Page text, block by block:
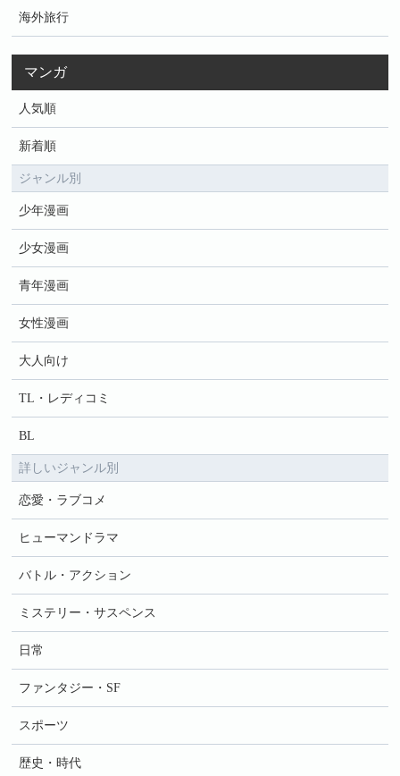
海外旅行
マンガ
人気順
新着順
ジャンル別
少年漫画
少女漫画
青年漫画
女性漫画
大人向け
TL・レディコミ
BL
詳しいジャンル別
恋愛・ラブコメ
ヒューマンドラマ
バトル・アクション
ミステリー・サスペンス
日常
ファンタジー・SF
スポーツ
歴史・時代